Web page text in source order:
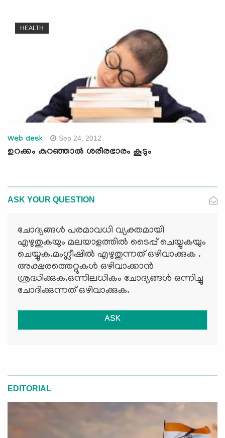
HEALTH
Web desk Sep 24, 2012
ഉറക്കം കുറഞ്ഞാല്‍ ശരീരഭാരം കൂടും
ASK YOUR QUESTION
ചോദ്യങ്ങള്‍ പരമാവധി വ്യക്തമായി
എഴുതുകയും മലയാളത്തില്‍ ടൈപ്പ് ചെയ്യുകയും
ചെയ്യുക.മംഗ്ലീഷില്‍ എഴുതുന്നത് ഒഴിവാക്കുക .
അക്ഷരത്തെറ്റുകള്‍ ഒഴിവാക്കാന്‍
ശ്രദ്ധിക്കുക.ഒന്നിലധികം ചോദ്യങ്ങള്‍ ഒന്നിച്ചു
ചോദിക്കുന്നത് ഒഴിവാക്കുക.
ASK
EDITORIAL